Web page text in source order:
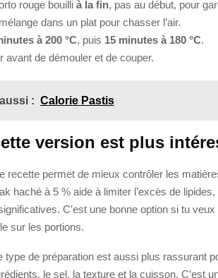
rouge bouilli à la fin, pas au début, pour
dans un plat pour chasser l’air.
à 200 °C, puis 15 minutes à 180 °C.
avant de démouler et de couper.
: Calorie Pastis
version est plus
recette permet de mieux contrôler les
haché à 5 % aide à limiter l’excès de
C’est une bonne option si tu
sur les portions.
type de préparation est aussi plus rassurant
le sel, la texture et la cuisson. C’est